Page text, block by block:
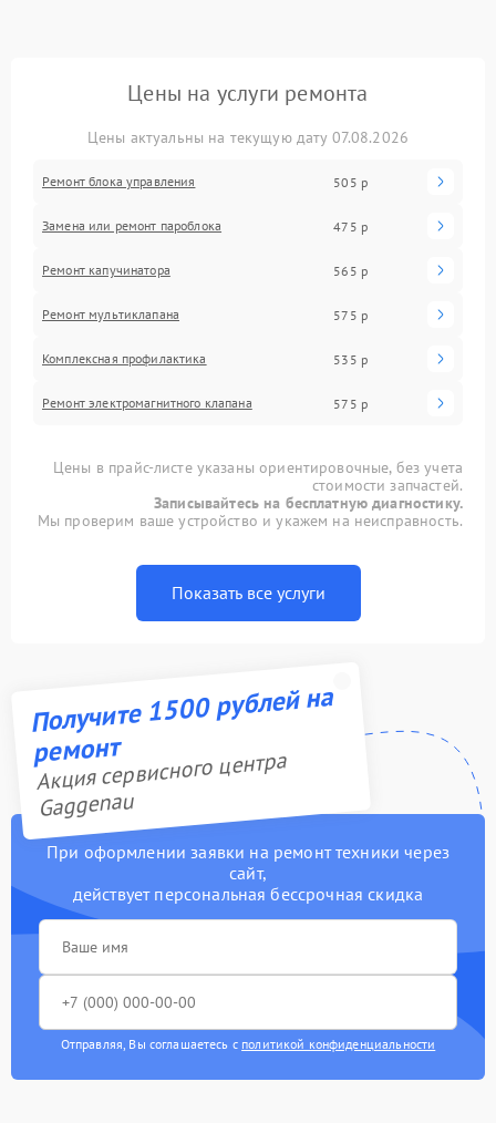
Цены на услуги ремонта
Цены актуальны на текущую дату 07.08.2026
Ремонт блока управления 505 р
Замена или ремонт пароблока 475 р
Ремонт капучинатора 565 р
Ремонт мультиклапана 575 р
Комплексная профилактика 535 р
Ремонт электромагнитного клапана 575 р
Цены в прайс-листе указаны ориентировочные, без учета
стоимости запчастей.
Записывайтесь на бесплатную диагностику.
Мы проверим ваше устройство и укажем на неисправность.
Показать все услуги
Получите 1500 рублей на
ремонт
Акция сервисного центра
Gaggenau
При оформлении заявки на ремонт техники через
сайт,
действует персональная бессрочная скидка
Отправляя, Вы соглашаетесь с политикой конфиденциальности